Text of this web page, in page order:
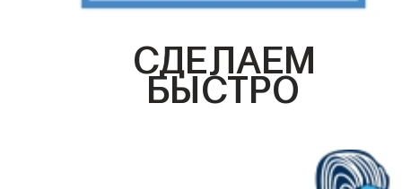
СДЕЛАЕМ
БЫСТРО